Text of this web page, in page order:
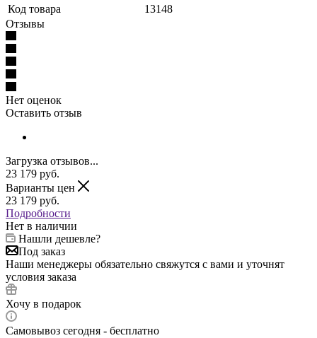
Код товара
13148
Отзывы
Нет оценок
Оставить отзыв
Загрузка отзывов...
23 179 руб.
Варианты цен
23 179 руб.
Подробности
Нет в наличии
Нашли дешевле?
Под заказ
Наши менеджеры обязательно свяжутся с вами и уточнят
условия заказа
Хочу в подарок
Самовывоз сегодня - бесплатно